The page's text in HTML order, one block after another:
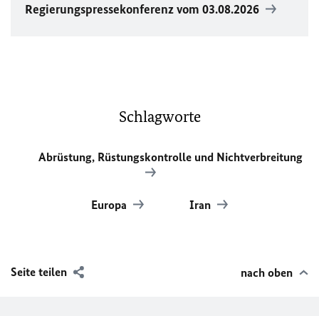
Regierungspressekonferenz vom 03.08.2026
Schlagworte
Abrüstung, Rüstungskontrolle und Nichtverbreitung
Europa Iran
Seite teilen nach oben